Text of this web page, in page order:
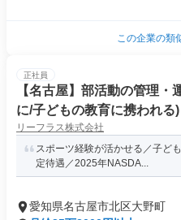
この企業の類
正社員
【名古屋】部活動の管理
に/子どもの教育に携われる)
リーフラス株式会社
スポーツ経験が活かせる／子ど
定待遇／2025年NASDA...
愛知県名古屋市北区大野町